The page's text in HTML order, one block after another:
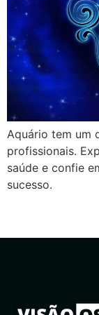
Aquário tem um
profissionais.
saúde e confie
sucesso.